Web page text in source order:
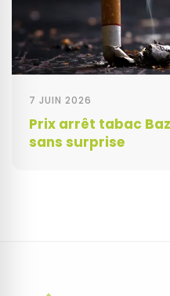
7 JUIN 2026
Prix arrêt tabac
sans surprise